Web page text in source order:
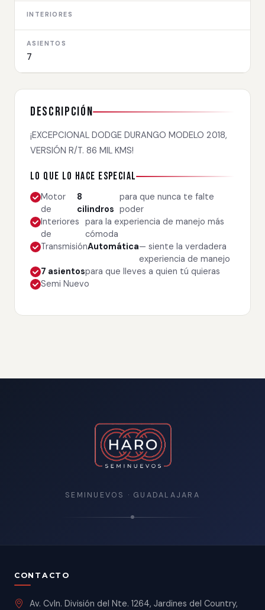
INTERIORES
ASIENTOS
7
Descripción
¡EXCEPCIONAL DODGE DURANGO MODELO 2018,
VERSIÓN R/T. 86 MIL KMS!
Lo que lo hace especial
Motor
de
8
cilindros
para que nunca te falte
poder
Interiores
de
para la experiencia de manejo más
cómoda
TransmisiónAutomática— siente la verdadera
experiencia de manejo
7 asientospara que lleves a quien tú quieras
Semi Nuevo
SEMINUEVOS · GUADALAJARA
CONTACTO
Av. Cvln. División del Nte. 1264, Jardines del Country,